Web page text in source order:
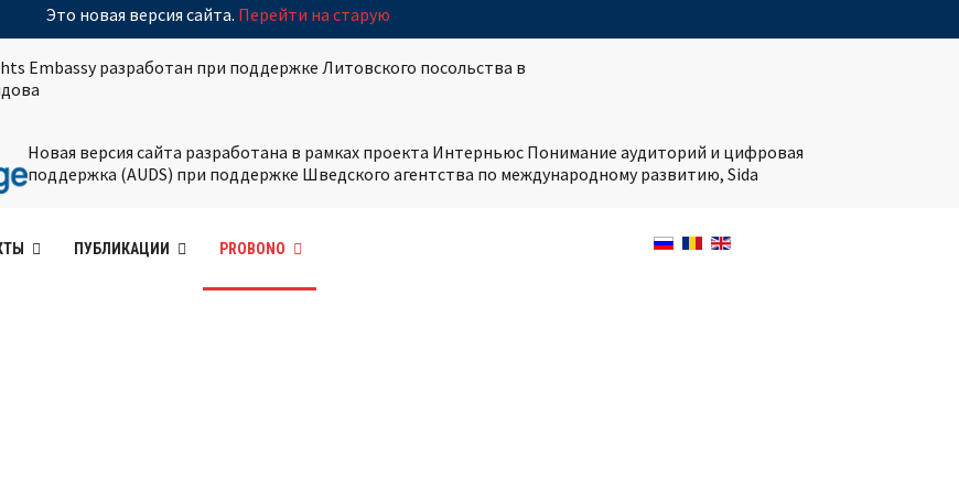
Это новая версия сайта. Перейти на старую
Embassy разработан при поддержке Литовского посольства в
Новая версия сайта разработана в рамках проекта Интерньюс Понимание аудиторий и цифровая
поддержка (AUDS) при поддержке Шведского агентства по международному развитию, Sida
ПУБЛИКАЦИИ PROBONO